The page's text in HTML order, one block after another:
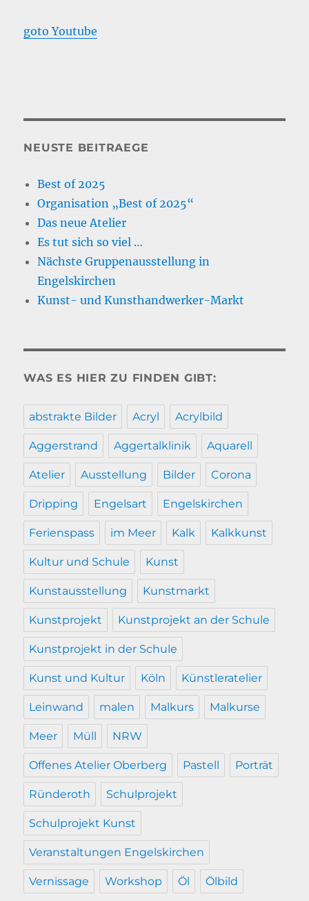
goto Youtube
NEUSTE BEITRAEGE
Best of 2025
Organisation „Best of 2025“
Das neue Atelier
Es tut sich so viel …
Nächste Gruppenausstellung in
Engelskirchen
Kunst- und Kunsthandwerker-Markt
WAS ES HIER ZU FINDEN GIBT:
abstrakte Bilder Acryl Acrylbild
Aggerstrand Aggertalklinik Aquarell
Atelier Ausstellung Bilder Corona
Dripping Engelsart Engelskirchen
Ferienspass im Meer Kalk Kalkkunst
Kultur und Schule Kunst
Kunstausstellung Kunstmarkt
Kunstprojekt Kunstprojekt an der Schule
Kunstprojekt in der Schule
Kunst und Kultur Köln Künstleratelier
Leinwand malen Malkurs Malkurse
Meer Müll NRW
Offenes Atelier Oberberg Pastell Porträt
Ründeroth Schulprojekt
Schulprojekt Kunst
Veranstaltungen Engelskirchen
Vernissage Workshop Öl Ölbild